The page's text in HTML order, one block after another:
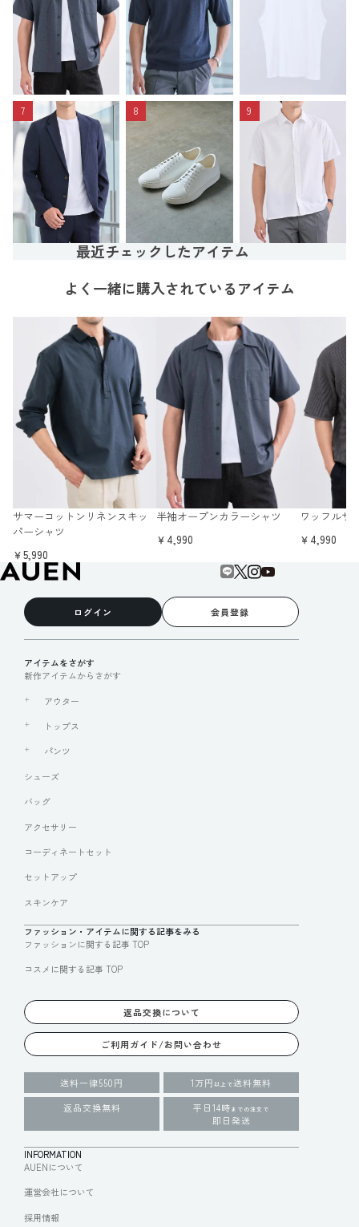
7 8 9
最近チェックしたアイテム
よく一緒に購入されているアイテム
サマーコットンリネンスキッ
パーシャツ
￥5,990
半袖オープンカラーシャツ
￥4,990
ワッフルサ
￥4,990
ログイン 会員登録
アイテムをさがす
新作アイテムからさがす
アウター
トップス
パンツ
シューズ
バッグ
アクセサリー
コーディネートセット
セットアップ
スキンケア
ファッション・アイテムに関する記事をみる
ファッションに関する記事 TOP
コスメに関する記事 TOP
返品交換について
ご利用ガイド/お問い合わせ
送料一律550円 1万円 以上で送料無料
返品交換無料
平日14時 までの注文で
即日発送
INFORMATION
AUENについて
運営会社について
採用情報